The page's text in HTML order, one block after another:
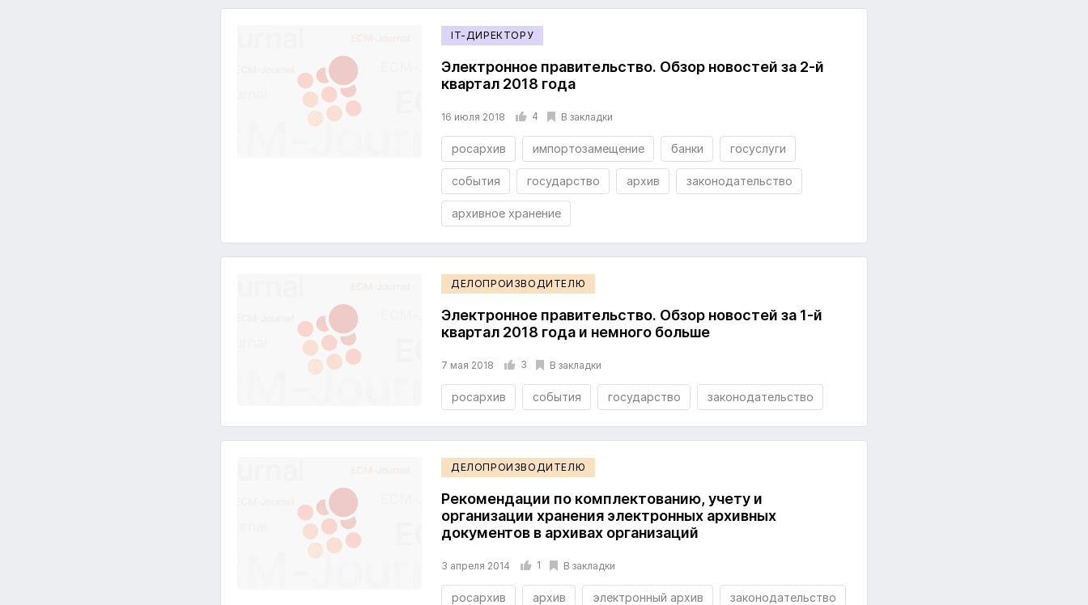
IT-ДИРЕКТОРУ
Электронное правительство. Обзор новостей за 2-й
квартал 2018 года
16 июля 2018 4 В закладки
росархив импортозамещение банки госуслуги
события государство архив законодательство
архивное хранение
ДЕЛОПРОИЗВОДИТЕЛЮ
Электронное правительство. Обзор новостей за 1-й
квартал 2018 года и немного больше
7 мая 2018 3 В закладки
росархив события государство законодательство
ДЕЛОПРОИЗВОДИТЕЛЮ
Рекомендации по комплектованию, учету и
организации хранения электронных архивных
документов в архивах организаций
3 апреля 2014 1 В закладки
росархив архив электронный архив законодательство